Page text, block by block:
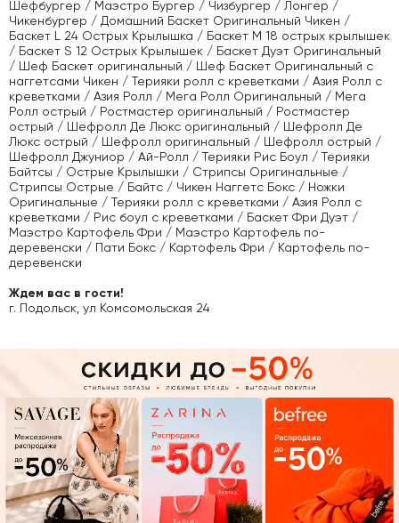
Шефбургер / Маэстро Бургер / Чизбургер / Лонгер /
Чикенбургер / Домашний Баскет Оригинальный Чикен /
Баскет L 24 Острых Крылышка / Баскет М 18 острых крылышек
/ Баскет S 12 Острых Крылышек / Баскет Дуэт Оригинальный
/ Шеф Баскет оригинальный / Шеф Баскет Оригинальный с
наггетсами Чикен / Терияки ролл с креветками / Азия Ролл с
креветками / Азия Ролл / Мега Ролл Оригинальный / Мега
Ролл острый / Ростмастер оригинальный / Ростмастер
острый / Шефролл Де Люкс оригинальный / Шефролл Де
Люкс острый / Шефролл оригинальный / Шефролл острый /
Шефролл Джуниор / Ай-Ролл / Терияки Рис Боул / Терияки
Байтсы / Острые Крылышки / Стрипсы Оригинальные /
Стрипсы Острые / Байтс / Чикен Наггетс Бокс / Ножки
Оригинальные / Терияки ролл с креветками / Азия Ролл с
креветками / Рис боул с креветками / Баскет Фри Дуэт /
Маэстро Картофель Фри / Маэстро Картофель по-
деревенски / Пати Бокс / Картофель Фри / Картофель по-
деревенски
Ждем вас в гости!
г. Подольск, ул Комсомольская 24